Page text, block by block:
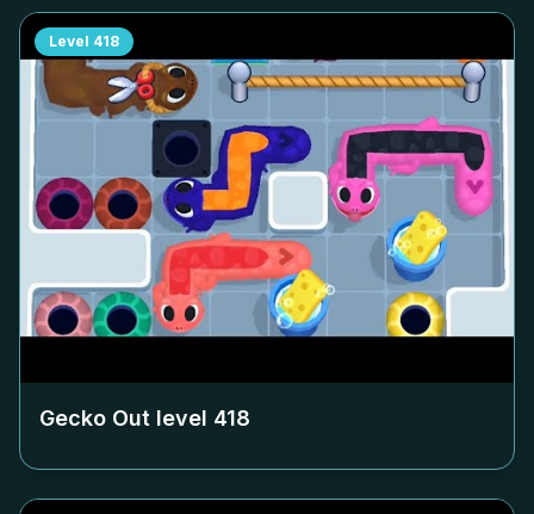
Level 418
Gecko Out level 418